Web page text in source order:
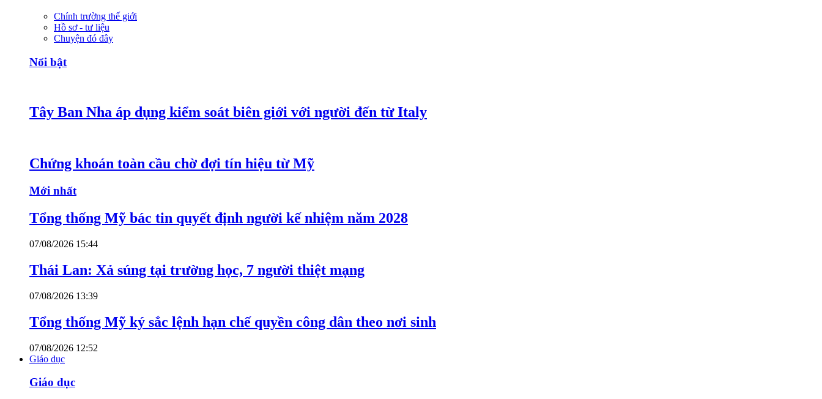
Chính trường thế giới
Hồ sơ - tư liệu
Chuyện đó đây
Nổi bật
Tây Ban Nha áp dụng kiểm soát biên giới với người đến từ Italy
Chứng khoán toàn cầu chờ đợi tín hiệu từ Mỹ
Mới nhất
Tổng thống Mỹ bác tin quyết định người kế nhiệm năm 2028
07/08/2026 15:44
Thái Lan: Xả súng tại trường học, 7 người thiệt mạng
07/08/2026 13:39
Tổng thống Mỹ ký sắc lệnh hạn chế quyền công dân theo nơi sinh
07/08/2026 12:52
Giáo dục
Giáo dục